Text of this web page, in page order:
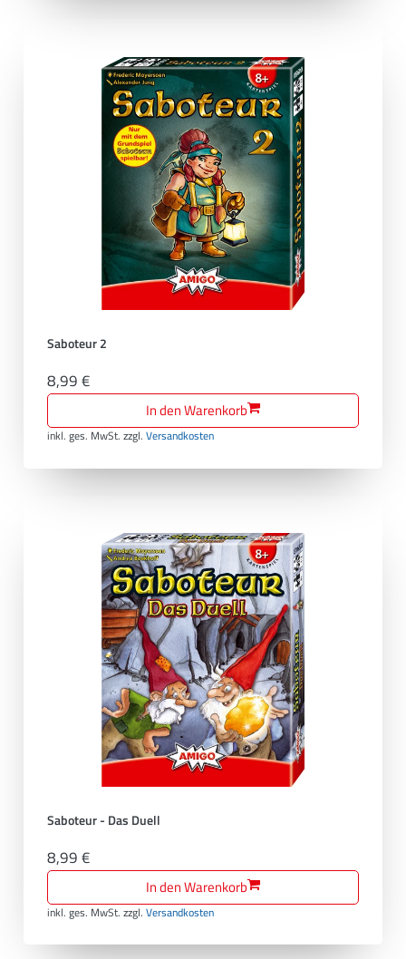
Saboteur 2
8,99 €
In den Warenkorb
inkl. ges. MwSt. zzgl.Versandkosten
Saboteur - Das Duell
8,99 €
In den Warenkorb
inkl. ges. MwSt. zzgl.Versandkosten